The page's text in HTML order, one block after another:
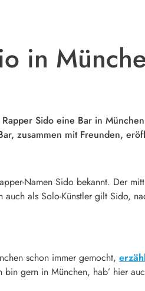
in
Sido eine Bar in
zusammen mit Freunden,
Namen Sido bekannt. Der
als Solo-Künstler gilt Sido,
schon immer gemocht,
gern in München, hab’ hier